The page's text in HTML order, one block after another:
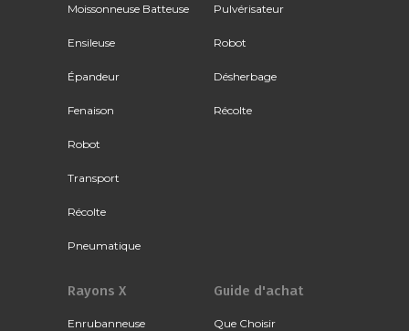
Moissonneuse Batteuse
Ensileuse
Épandeur
Fenaison
Robot
Transport
Récolte
Pneumatique
Pulvérisateur
Robot
Désherbage
Récolte
Rayons X
Enrubanneuse
Guide d'achat
Que Choisir